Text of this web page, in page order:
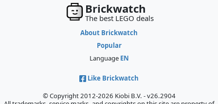
Brickwatch
The best LEGO deals
About Brickwatch
Popular
Language EN
Like Brickwatch
© Copyright 2012-2026 Kiobi B.V. - v26.2904